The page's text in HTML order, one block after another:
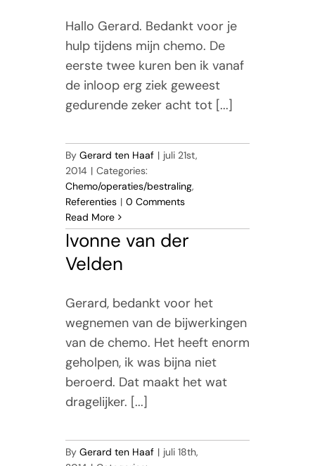
Hallo Gerard. Bedankt voor je
hulp tijdens mijn chemo. De
eerste twee kuren ben ik vanaf
de inloop erg ziek geweest
gedurende zeker acht tot [...]
By Gerard ten Haaf | juli 21st,
2014 | Categories:
Chemo/operaties/bestraling,
Referenties | 0 Comments
Read More
Ivonne van der
Velden
Gerard, bedankt voor het
wegnemen van de bijwerkingen
van de chemo. Het heeft enorm
geholpen, ik was bijna niet
beroerd. Dat maakt het wat
dragelijker. [...]
By Gerard ten Haaf | juli 18th,